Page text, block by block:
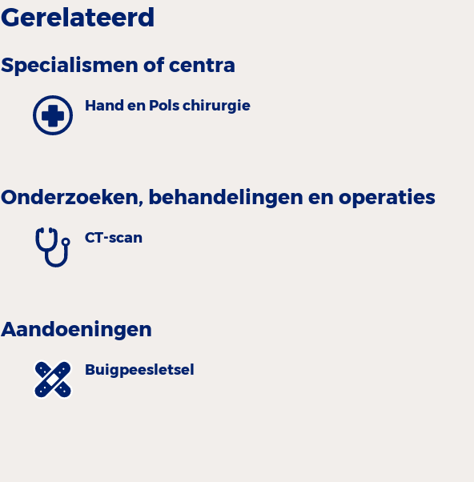
Gerelateerd
Specialismen of centra
Hand en Pols chirurgie
Onderzoeken, behandelingen en operaties
CT-scan
Aandoeningen
Buigpeesletsel